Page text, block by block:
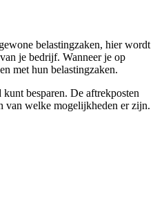
belastingzaken, hier wordt
je bedrijf. Wanneer je op
met hun belastingzaken.
besparen. De aftrekposten
van welke mogelijkheden er zijn.